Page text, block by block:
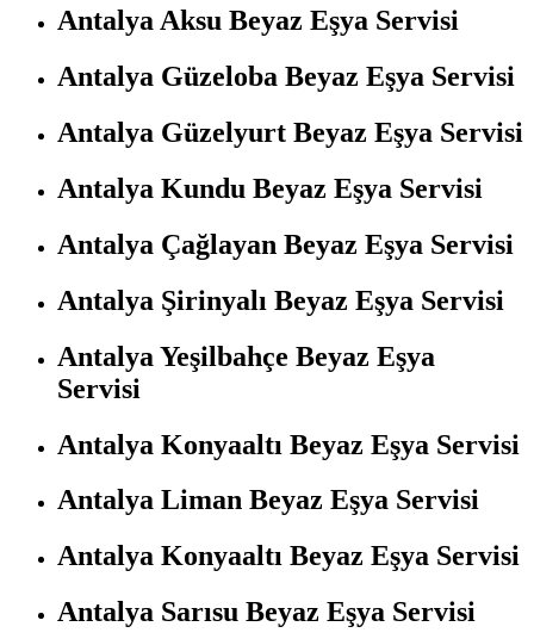
Antalya Aksu Beyaz Eşya Servisi
Antalya Güzeloba Beyaz Eşya Servisi
Antalya Güzelyurt Beyaz Eşya Servisi
Antalya Kundu Beyaz Eşya Servisi
Antalya Çağlayan Beyaz Eşya Servisi
Antalya Şirinyalı Beyaz Eşya Servisi
Antalya Yeşilbahçe Beyaz Eşya
Servisi
Antalya Konyaaltı Beyaz Eşya Servisi
Antalya Liman Beyaz Eşya Servisi
Antalya Konyaaltı Beyaz Eşya Servisi
Antalya Sarısu Beyaz Eşya Servisi